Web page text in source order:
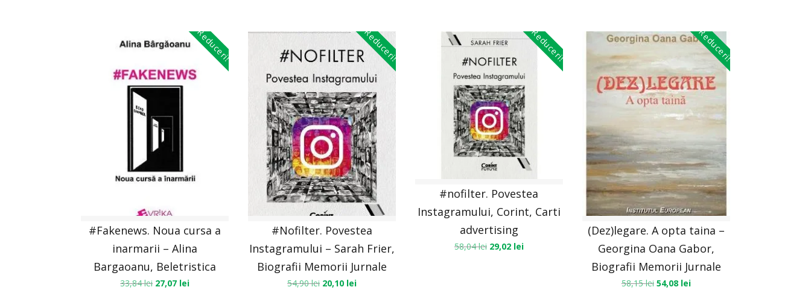
Reduceri!
#Fakenews. Noua cursa a
inarmarii – Alina
Bargaoanu, Beletristica
33,84lei 27,07 lei
Reduceri!
#Nofilter. Povestea
Instagramului – Sarah Frier,
Biografii Memorii Jurnale
54,90lei 20,10 lei
Reduceri!
#nofilter. Povestea
Instagramului, Corint, Carti
advertising
58,04lei 29,02 lei
Reduceri!
(Dez)legare. A opta taina –
Georgina Oana Gabor,
Biografii Memorii Jurnale
58,15lei 54,08 lei